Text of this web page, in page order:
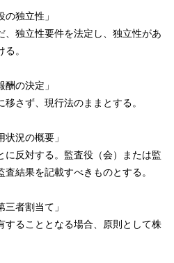
独立性」
独立性要件を法定し、独立性があ
。
の決定」
さず、現行法のままとする。
況の概要」
反対する。監査役（会）または監
結果を記載すべきものとする。
者割当て」
ることとなる場合、原則として株